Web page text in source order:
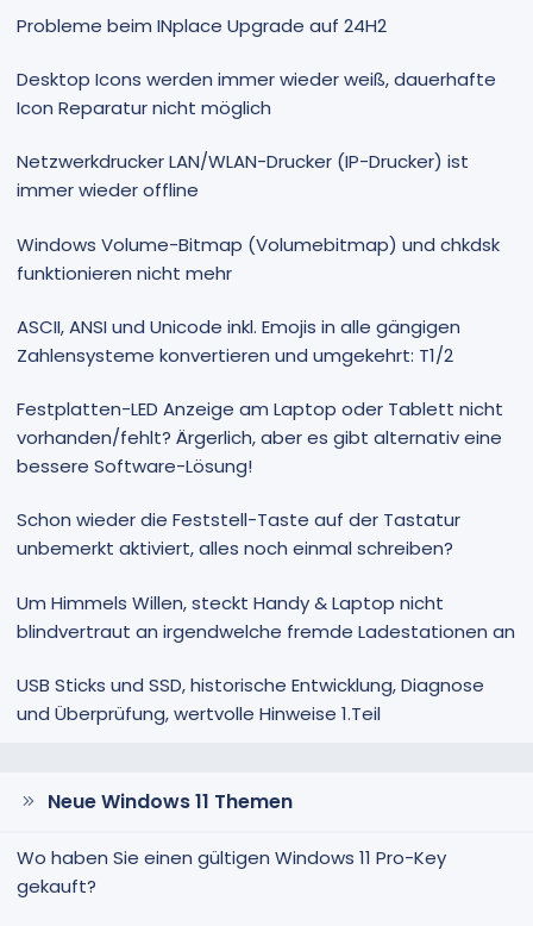
Probleme beim INplace Upgrade auf 24H2
Desktop Icons werden immer wieder weiß, dauerhafte
Icon Reparatur nicht möglich
Netzwerkdrucker LAN/WLAN-Drucker (IP-Drucker) ist
immer wieder offline
Windows Volume-Bitmap (Volumebitmap) und chkdsk
funktionieren nicht mehr
ASCII, ANSI und Unicode inkl. Emojis in alle gängigen
Zahlensysteme konvertieren und umgekehrt: T1/2
Festplatten-LED Anzeige am Laptop oder Tablett nicht
vorhanden/fehlt? Ärgerlich, aber es gibt alternativ eine
bessere Software-Lösung!
Schon wieder die Feststell-Taste auf der Tastatur
unbemerkt aktiviert, alles noch einmal schreiben?
Um Himmels Willen, steckt Handy & Laptop nicht
blindvertraut an irgendwelche fremde Ladestationen an
USB Sticks und SSD, historische Entwicklung, Diagnose
und Überprüfung, wertvolle Hinweise 1.Teil
Neue Windows 11 Themen
Wo haben Sie einen gültigen Windows 11 Pro-Key
gekauft?